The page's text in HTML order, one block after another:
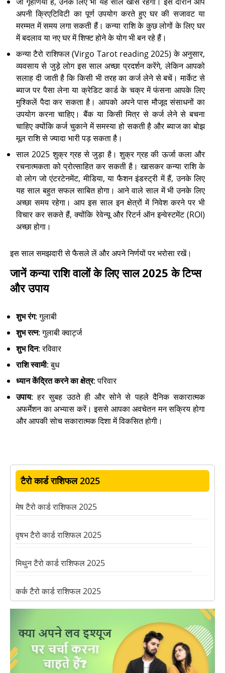
अपनी क्रिएटिविटी का पूर्ण उपयोग करते हुए घर की सजावट या
मरम्मत में समय लगा सकती हैं। कन्या राशि के कुछ लोगों के लिए घर
में बदलाव या नए घर में शिफ्ट होने के योग भी बन रहे हैं।
कन्या टैरो राशिफल (Virgo Tarot reading 2025) के अनुसार,
व्यवसाय से जुड़े लोग इस साल अच्छा प्रदर्शन करेंगे, लेकिन आपको
सलाह दी जाती है कि किसी भी तरह का कर्ज लेने से बचें। मार्केट से
ब्याज पर पैसा लेना या क्रेडिट कार्ड के चक्र में फंसना आपके लिए
मुश्किलें पैदा कर सकता है। आपको अपने पास मौजूद संसाधनों का
उपयोग करना चाहिए। बैंक या किसी मित्र से कर्ज लेने से बचना
चाहिए क्योंकि कर्ज चुकाने में समस्या हो सकती है और ब्याज का बोझ
मूल राशि से ज्यादा भारी पड़ सकता है।
साल 2025 शुक्र ग्रह से जुड़ा है। शुक्र ग्रह की ऊर्जा कला और
रचनात्मकता को प्रोत्साहित कर सकती है। खासकर कन्या राशि के
वो लोग जो एंटरटेनमेंट, मीडिया, या फैशन इंडस्ट्री में हैं, उनके लिए
यह साल बहुत सफल साबित होगा। आने वाले साल में भी उनके लिए
अच्छा समय रहेगा। आप इस साल इन क्षेत्रों में निवेश करने पर भी
विचार कर सकते हैं, क्योंकि रेवेन्यू और रिटर्न ऑन इन्वेस्टमेंट (ROI)
अच्छा होगा।
इस साल समझदारी से फैसले लें और अपने निर्णयों पर भरोसा रखें।
जानें कन्या राशि वालों के लिए साल 2025 के टिप्स
और उपाय
शुभ रंग: गुलाबी
शुभ रत्न: गुलाबी क्वार्ट्ज
शुभ दिन: रविवार
राशि स्वामी: बुध
ध्यान केंद्रित करने का क्षेत्र: परिवार
उपाय: हर सुबह उठते ही और सोने से पहले दैनिक सकारात्मक
अफर्मेशन का अभ्यास करें। इससे आपका अवचेतन मन सक्रिय होगा
और आपकी सोच सकारात्मक दिशा में विकसित होगी।
टैरो कार्ड राशिफल 2025
मेष टैरो कार्ड राशिफल 2025
वृषभ टैरो कार्ड राशिफल 2025
मिथुन टैरो कार्ड राशिफल 2025
कर्क टैरो कार्ड राशिफल 2025
तुला टैरो कार्ड राशिफल 2025